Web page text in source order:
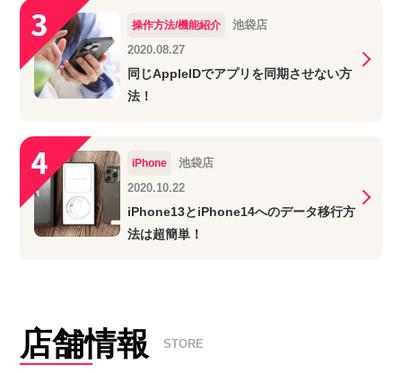
操作方法/機能紹介
池袋店
2020.08.27
同じAppleIDでアプリを同期させない方
法！
iPhone
池袋店
2020.10.22
iPhone13とiPhone14へのデータ移行方
法は超簡単！
店舗情報 STORE